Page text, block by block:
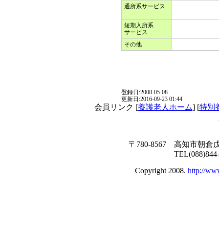
通所系サービス
短期入所系
サービス
その他
登録日:2008-05-08
更新日:2016-09-23 01:44
会員リンク [養護老人ホーム] [特別
〒780-8567 高知市朝倉
Copyright 2008. http://